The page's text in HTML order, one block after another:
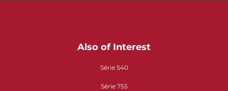
Also of Interest
Série S40
Série 755